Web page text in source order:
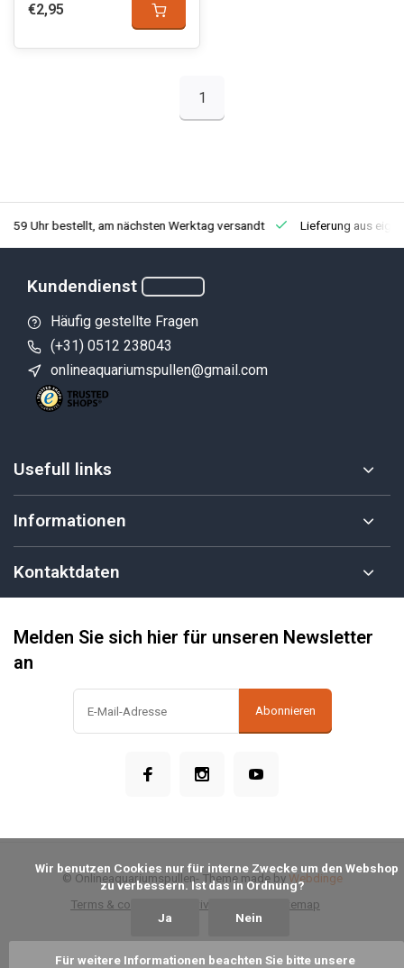
€2,95
1
Uhr bestellt, am nächsten Werktag versandt Lieferung aus
Kundendienst
Häufig gestellte Fragen
(+31) 0512 238043
onlineaquariumspullen@gmail.com
Usefull links
Informationen
Kontaktdaten
Melden Sie sich hier für unseren Newsletter
an
Abonnieren
Terms & conditions Privacy Policy Sitemap
© Onlineaquariumspullen- Theme made by Webdinge
zu verbessern. Ist das in Ordnung?
Ja Nein
Für weitere Informationen beachten Sie bitte unsere